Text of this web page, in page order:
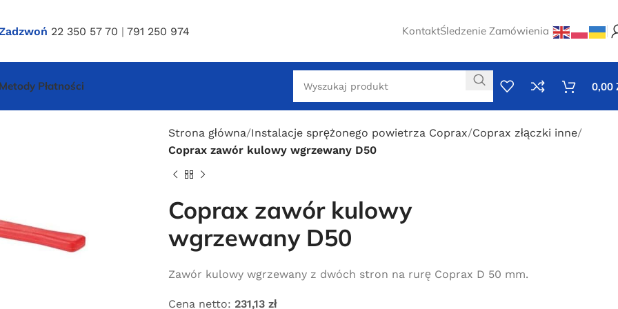
22 350 57 70 |791 250 974 KontaktŚledzenie Zamówienia
Metody Płatności 0,00
Strona główna Instalacje sprężonego powietrza Coprax Coprax złączki inne
Coprax zawór kulowy wgrzewany D50
Coprax zawór kulowy
wgrzewany D50
Zawór kulowy wgrzewany z dwóch stron na rurę Coprax D 50 mm.
Cena netto: 231,13 zł